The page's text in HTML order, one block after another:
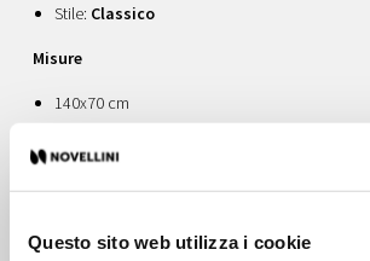
Questo sito web utilizza i cookie
Stile: Classico
Misure
140x70 cm
120x70 cm
Altezza:40 cm